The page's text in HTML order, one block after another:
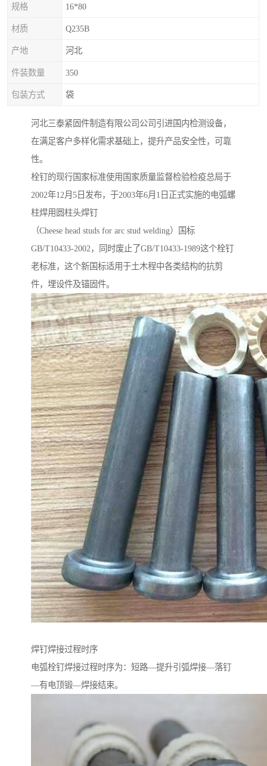
规格 16*80
材质 Q235B
产地 河北
件装数量 350
包装方式 袋
河北三泰紧固件制造有限公司公司引进国内检测设备，
在满足客户多样化需求基础上，提升产品安全性，可靠
性。
栓钉的现行国家标准使用国家质量监督检验检疫总局于
2002年12月5日发布，于2003年6月1日正式实施的电弧螺
柱焊用圆柱头焊钉
（Cheese head studs for arc stud welding）国标
GB/T10433-2002，同时废止了GB/T10433-1989这个栓钉
老标准，这个新国标适用于土木程中各类结构的抗剪
件，埋设件及锚固件。
焊钉焊接过程时序
电弧栓钉焊接过程时序为：短路—提升引弧焊接—落钉
—有电顶锻—焊接结束。